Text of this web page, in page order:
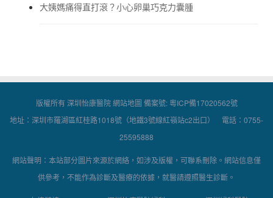
大姨媽痛得直打滾？小心卵巢巧克力囊腫
版權所有 深圳怡康醫院網站地圖 備案號:粵ICP備17020562號
地址：深圳市羅湖區紅桂路1018號（地鐵3號線紅嶺站c2出口） 電話：0755-
25595888
網站聲明：本站部分圖片來源於網絡，如涉及版權，可聯系刪除。網站信息僅
供參考，不能作為診斷及醫療的依據，就醫請遵照醫生診斷。